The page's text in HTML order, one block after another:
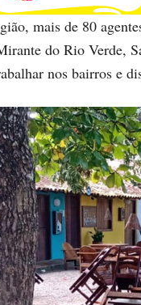
mais de 80
do Rio Verde,
nos bairros e